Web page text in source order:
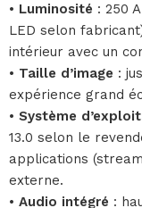
• Luminosité : 250
LED selon
intérieur avec un
• Taille d’image :
expérience grand
• Système
13.0 selon le
applications
externe.
• Audio intégré :